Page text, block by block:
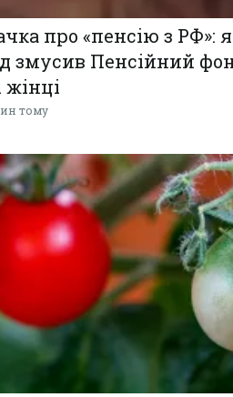
про «пенсію з РФ»:
змусив Пенсійний
тому